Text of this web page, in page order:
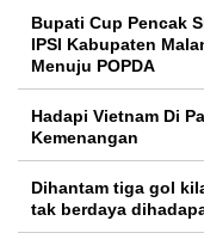
Bupati Cup Pencak
IPSI Kabupaten
Menuju POPDA
Hadapi Vietnam Di
Kemenangan
Dihantam tiga gol
tak berdaya